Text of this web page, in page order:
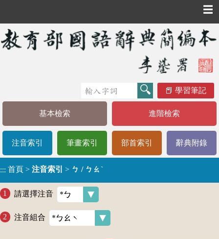
☰
學習筆記
基本檢索 進階檢索
注音索引 筆畫索引 部首索引 辭典附錄
::: 首頁 > 注音索引 > ㄅ / ㄅㄠˋ
請選擇注音
注音組合